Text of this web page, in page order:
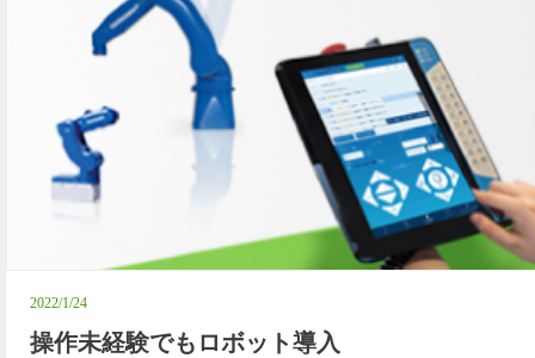
2022/1/24
操作未経験でもロボット導入